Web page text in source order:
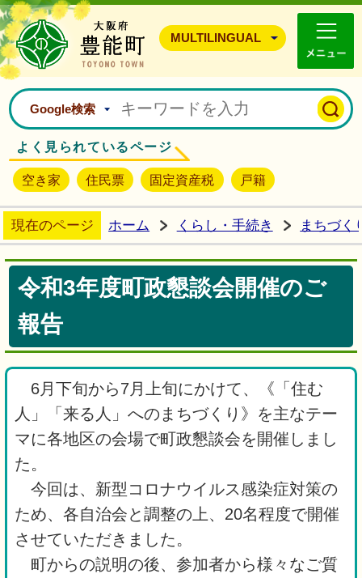
豊能町ホームページ
MULTILINGUAL
Google検索
よく見られているページ
空き家 住民票 固定資産税 戸籍
現在のページ ホーム くらし・手続き まちづく
令和3年度町政懇談会開催のご
報告
6月下旬から7月上旬にかけて、《「住む
人」「来る人」へのまちづくり》を主なテー
マに各地区の会場で町政懇談会を開催しまし
た。
今回は、新型コロナウイルス感染症対策の
ため、各自治会と調整の上、20名程度で開催
させていただきました。
町からの説明の後、参加者から様々なご質